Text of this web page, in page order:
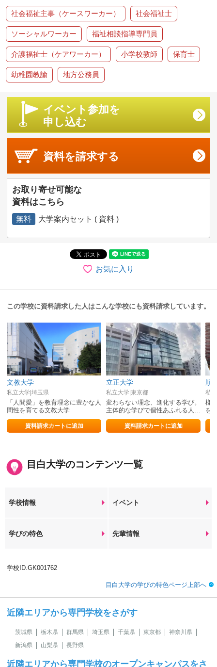
社会福祉主事（ケースワーカー） 社会福祉士
ソーシャルワーカー 福祉相談指導専門員
介護福祉士（ケアワーカー） 小学校教師 保育士
幼稚園教諭 地方公務員
イベント参加を
申し込む
資料を請求する
お取り寄せ可能な
資料はこちら
無料 大学案内セット ( 資料 )
お気に入り
この学校に資料請求した人はこんな学校にも資料請求しています。
文教大学
私立大学|埼玉県
「人間愛」を教育理念に豊かな人
間性を育てる文教大学
資料請求カートに追加
立正大学
私立大学|東京都
変わらない理念、進化する学び。
主体的な学びで個性あふれる人間
力を育む。
資料請求カートに追加
順
私
様
を
目白大学のコンテンツ一覧
学校情報 イベント
学びの特色 先輩情報
学校ID.GK001762
目白大学の学びの特色ページ上部へ
近隣エリアから専門学校をさがす
茨城県 栃木県 群馬県 埼玉県 千葉県 東京都
神奈川県
新潟県
山梨県 長野県
近隣エリアから専門学校のオープンキャンパスをさ